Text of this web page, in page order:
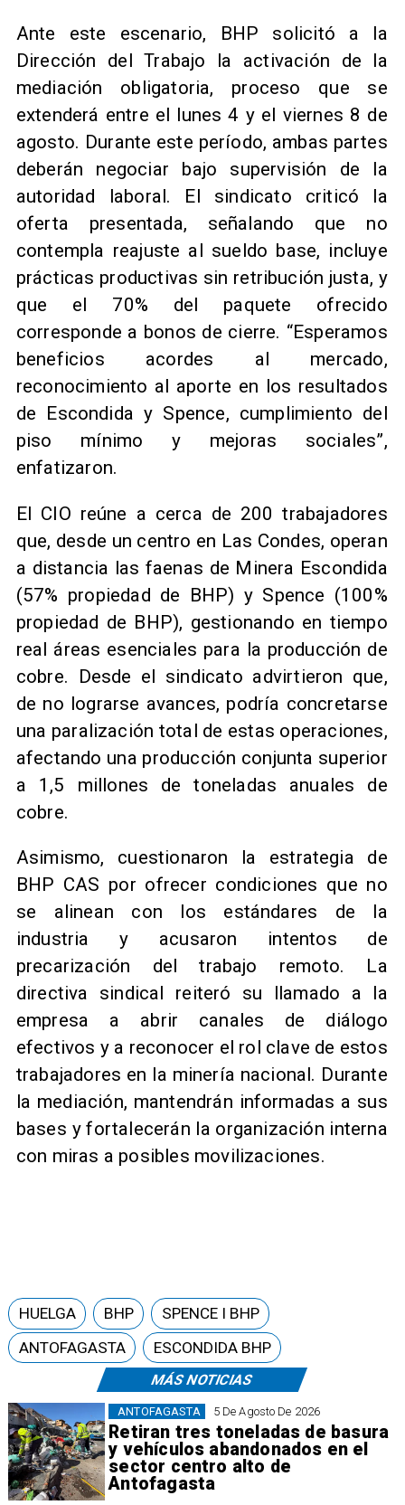
Ante este escenario, BHP solicitó a la
Dirección del Trabajo la activación de la
mediación obligatoria, proceso que se
extenderá entre el lunes 4 y el viernes 8 de
agosto. Durante este período, ambas partes
deberán negociar bajo supervisión de la
autoridad laboral. El sindicato criticó la
oferta presentada, señalando que no
contempla reajuste al sueldo base, incluye
prácticas productivas sin retribución justa, y
que el 70% del paquete ofrecido
corresponde a bonos de cierre. “Esperamos
beneficios acordes al mercado,
reconocimiento al aporte en los resultados
de Escondida y Spence, cumplimiento del
piso mínimo y mejoras sociales”,
enfatizaron.
El CIO reúne a cerca de 200 trabajadores
que, desde un centro en Las Condes, operan
a distancia las faenas de Minera Escondida
(57% propiedad de BHP) y Spence (100%
propiedad de BHP), gestionando en tiempo
real áreas esenciales para la producción de
cobre. Desde el sindicato advirtieron que,
de no lograrse avances, podría concretarse
una paralización total de estas operaciones,
afectando una producción conjunta superior
a 1,5 millones de toneladas anuales de
cobre.
Asimismo, cuestionaron la estrategia de
BHP CAS por ofrecer condiciones que no
se alinean con los estándares de la
industria y acusaron intentos de
precarización del trabajo remoto. La
directiva sindical reiteró su llamado a la
empresa a abrir canales de diálogo
efectivos y a reconocer el rol clave de estos
trabajadores en la minería nacional. Durante
la mediación, mantendrán informadas a sus
bases y fortalecerán la organización interna
con miras a posibles movilizaciones.
MÁS NOTICIAS
5 De Agosto De 2026
Retiran tres toneladas de basura
y vehículos abandonados en el
sector centro alto de
Antofagasta
ANTOFAGASTA
HUELGA BHP
SPENCE I BHP
ANTOFAGASTA
ESCONDIDA BHP